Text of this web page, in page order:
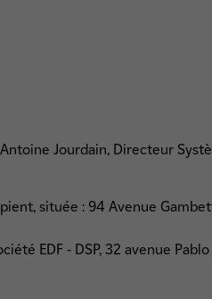
Jourdain, Directeur
située : 94 Avenue
EDF - DSP, 32 avenue